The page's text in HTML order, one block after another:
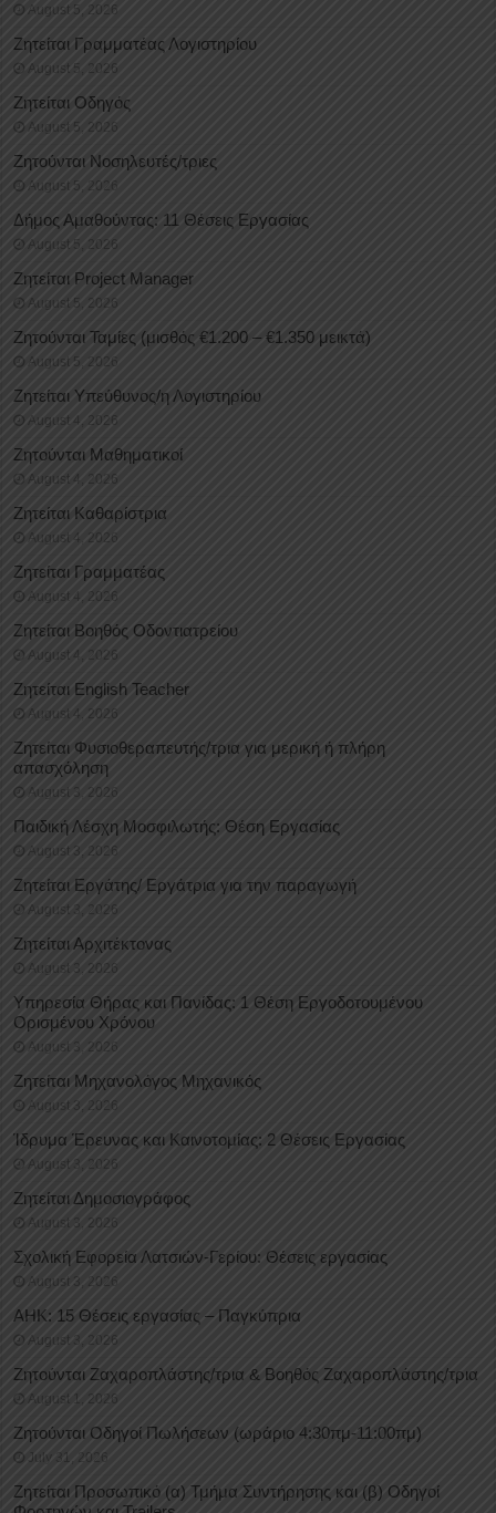
August 5, 2026
Ζητείται Γραμματέας Λογιστηρίου
August 5, 2026
Ζητείται Οδηγός
August 5, 2026
Ζητούνται Νοσηλευτές/τριες
August 5, 2026
Δήμος Αμαθούντας: 11 Θέσεις Εργασίας
August 5, 2026
Ζητείται Project Manager
August 5, 2026
Ζητούνται Ταμίες (μισθός €1.200 – €1.350 μεικτά)
August 5, 2026
Ζητείται Υπεύθυνος/η Λογιστηρίου
August 4, 2026
Ζητούνται Μαθηματικοί
August 4, 2026
Ζητείται Καθαρίστρια
August 4, 2026
Ζητείται Γραμματέας
August 4, 2026
Ζητείται Βοηθός Οδοντιατρείου
August 4, 2026
Ζητείται English Teacher
August 4, 2026
Ζητείται Φυσιοθεραπευτής/τρια για μερική ή πλήρη
απασχόληση
August 3, 2026
Παιδική Λέσχη Μοσφιλωτής: Θέση Εργασίας
August 3, 2026
Ζητείται Εργάτης/ Εργάτρια για την παραγωγή
August 3, 2026
Ζητείται Αρχιτέκτονας
August 3, 2026
Υπηρεσία Θήρας και Πανίδας: 1 Θέση Eργοδοτουμένου
Oρισμένου Xρόνου
August 3, 2026
Ζητείται Μηχανολόγος Μηχανικός
August 3, 2026
Ίδρυμα Έρευνας και Καινοτομίας: 2 Θέσεις Εργασίας
August 3, 2026
Ζητείται Δημοσιογράφος
August 3, 2026
Σχολική Εφορεία Λατσιών-Γερίου: Θέσεις εργασίας
August 3, 2026
ΑΗΚ: 15 Θέσεις εργασίας – Παγκύπρια
August 3, 2026
Ζητούνται Ζαχαροπλάστης/τρια & Βοηθός Ζαχαροπλάστης/τρια
August 1, 2026
Ζητούνται Οδηγοί Πωλήσεων (ωράριο 4:30πμ-11:00πμ)
July 31, 2026
Ζητείται Προσωπικό (α) Τμήμα Συντήρησης και (β) Οδηγοί